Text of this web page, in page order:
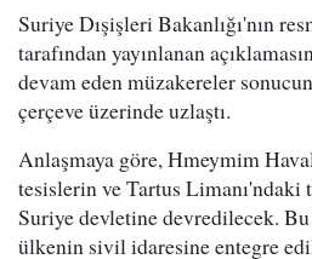
Suriye Dışişleri Bakanlığı'nın
tarafından yayınlanan
devam eden müzakereler
çerçeve üzerinde uzlaştı.
Anlaşmaya göre, Hmeymim
tesislerin ve Tartus Limanı'ndaki
Suriye devletine devredilecek.
ülkenin sivil idaresine entegre